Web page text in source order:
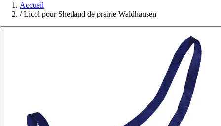
Accueil
/ Licol pour Shetland de prairie Waldhausen